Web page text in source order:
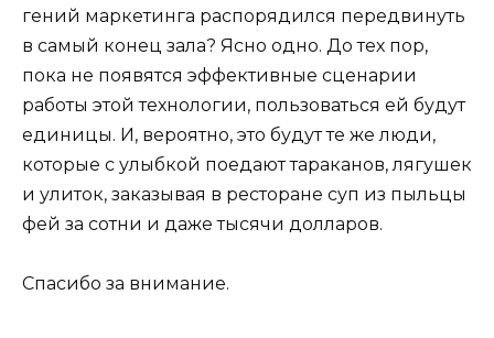
гений маркетинга распорядился передвинуть
в самый конец зала? Ясно одно. До тех пор,
пока не появятся эффективные сценарии
работы этой технологии, пользоваться ей будут
единицы. И, вероятно, это будут те же люди,
которые с улыбкой поедают тараканов, лягушек
и улиток, заказывая в ресторане суп из пыльцы
фей за сотни и даже тысячи долларов.
Спасибо за внимание.